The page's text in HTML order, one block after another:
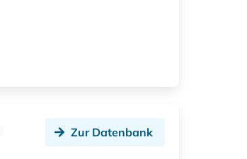
Zur Datenbank